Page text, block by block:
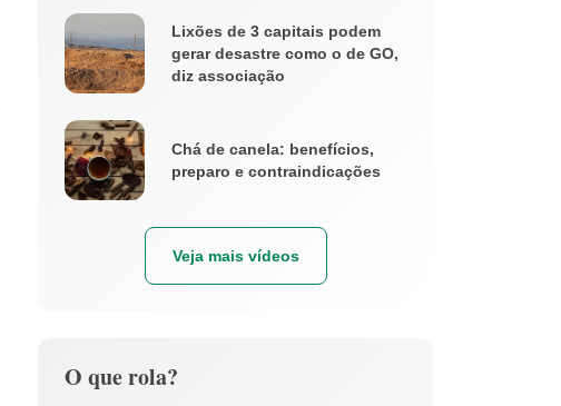
Lixões de 3 capitais podem
gerar desastre como o de GO,
diz associação
Chá de canela: benefícios,
preparo e contraindicações
Veja mais vídeos
O que rola?